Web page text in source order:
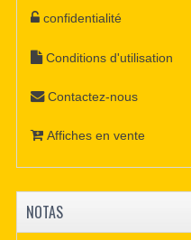
confidentialité
Conditions d'utilisation
Contactez-nous
Affiches en vente
NOTAS